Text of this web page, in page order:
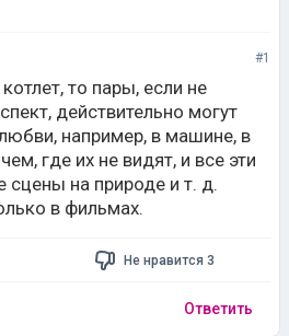
#1
то пары, если не
действительно могут
например, в машине, в
где их не видят, и все эти
сцены на природе и т. д.
в фильмах.
Не нравится 3
Ответить